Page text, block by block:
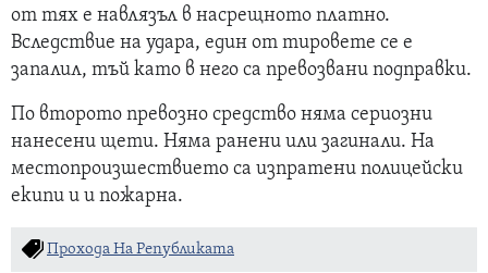
от тях е навлязъл в насрещното платно.
Вследствие на удара, един от тировете се е
запалил, тъй като в него са превозвани подправки.
По второто превозно средство няма сериозни
нанесени щети. Няма ранени или загинали. На
местопроизшествието са изпратени полицейски
екипи и и пожарна.
Прохода На Републиката